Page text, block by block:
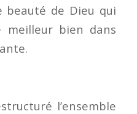
beauté de Dieu qui
meilleur bien dans
l’ensemble